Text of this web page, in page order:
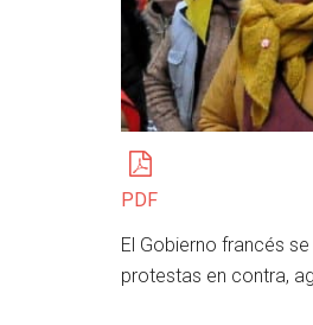
PDF
El Gobierno francés
protestas en contra,